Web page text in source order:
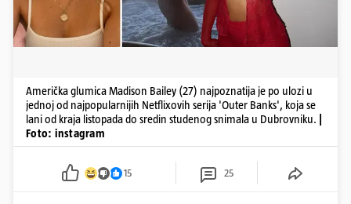
Američka glumica Madison Bailey (27) najpoznatija je po ulozi u
jednoj od najpopularnijih Netflixovih serija 'Outer Banks', koja se
lani od kraja listopada do sredin studenog snimala u Dubrovniku.
Foto: instagram
15 25